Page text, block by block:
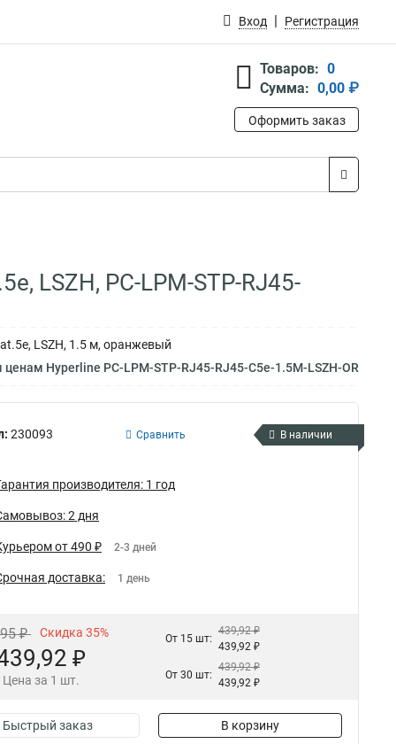
Вход Регистрация
Товаров: 0
Сумма: 0,00 ₽
Оформить заказ
LSZH, PC-LPM-STP-RJ45-
LSZH, 1.5 м, оранжевый
ценам Hyperline PC-LPM-STP-RJ45-RJ45-C5e-1.5M-LSZH-OR
230093 Сравнить В наличии
производителя: 1 год
2 дня
от 490 ₽ 2-3 дней
доставка: 1 день
₽ Скидка 35%
₽
Цена за 1 шт.
От 15 шт:
439,92 ₽
439,92 ₽
От 30 шт:
439,92 ₽
439,92 ₽
Быстрый заказ В корзину